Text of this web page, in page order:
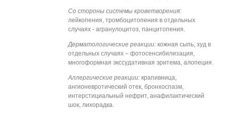
Со стороны системы кроветворения:
лейкопения, тромбоцитопения в отдельных
случаях - агранулоцитоз, панцитопения.
Дерматологические реакции:кожная сыпь, зуд в
отдельных случаях – фотосенсибилизация,
многоформная экссудативная эритема, алопеция.
Аллергические реакции:крапивница,
ангионевротический отек, бронхоспазм,
интерстициальный нефрит, анафилактический
шок, лихорадка.